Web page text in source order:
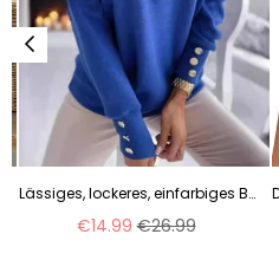
Lässiges, lockeres, einfarbiges Button-Down-T-Shirt mit V-Ausschnitt und langen Ärmeln für Damen m300410
Normaler
€14.99 €26.99